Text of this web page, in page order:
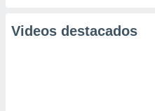
Videos destacados